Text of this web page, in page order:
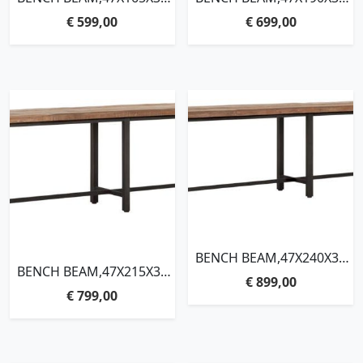
CM, 3 CM RECYCLED
TEAKWOOD TOP
€599,00
CM, 3 CM RECYCLED
TEAKWOOD TOP
€699,00
BENCH BEAM,47X215X35
CM, 3 CM RECYCLED
TEAKWOOD TOP
€799,00
BENCH BEAM,47X240X35
CM, 3 CM RECYCLED
TEAKWOOD TOP
€899,00